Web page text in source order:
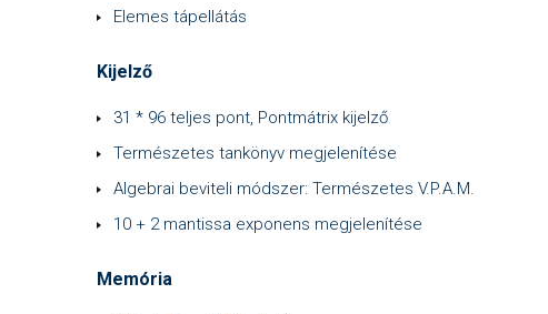
Elemes tápellátás
Kijelző
31 * 96 teljes pont, Pontmátrix kijelző
Természetes tankönyv megjelenítése
Algebrai beviteli módszer: Természetes V.P.A.M.
10 + 2 mantissa exponens megjelenítése
Memória